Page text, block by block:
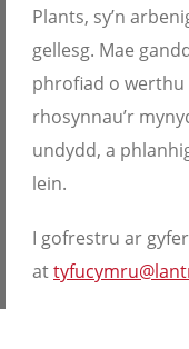
Plants, sy’n
gellesg. Mae
phrofiad o werthu
rhosynnau’r
undydd, a
lein.
I gofrestru ar
at